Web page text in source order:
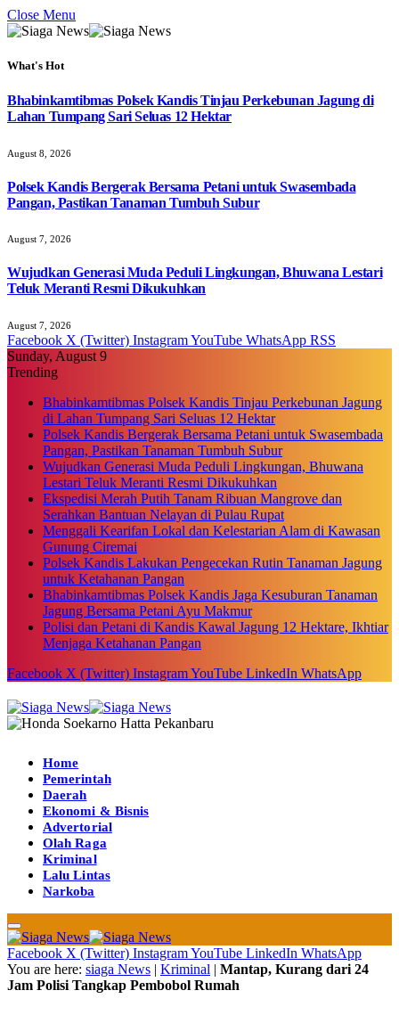
Close Menu
What's Hot
Bhabinkamtibmas Polsek Kandis Tinjau Perkebunan Jagung di
Lahan Tumpang Sari Seluas 12 Hektar
August 8, 2026
Polsek Kandis Bergerak Bersama Petani untuk Swasembada
Pangan, Pastikan Tanaman Tumbuh Subur
August 7, 2026
Wujudkan Generasi Muda Peduli Lingkungan, Bhuwana Lestari
Teluk Meranti Resmi Dikukuhkan
August 7, 2026
Facebook X (Twitter) InstagramYouTube WhatsApp RSS
Sunday, August 9
Trending
Bhabinkamtibmas Polsek Kandis Tinjau Perkebunan Jagung
di Lahan Tumpang Sari Seluas 12 Hektar
Polsek Kandis Bergerak Bersama Petani untuk Swasembada
Pangan, Pastikan Tanaman Tumbuh Subur
Wujudkan Generasi Muda Peduli Lingkungan, Bhuwana
Lestari Teluk Meranti Resmi Dikukuhkan
Ekspedisi Merah Putih Tanam Ribuan Mangrove dan
Serahkan Bantuan Nelayan di Pulau Rupat
Menggali Kearifan Lokal dan Kelestarian Alam di Kawasan
Gunung Ciremai
Polsek Kandis Lakukan Pengecekan Rutin Tanaman Jagung
untuk Ketahanan Pangan
Bhabinkamtibmas Polsek Kandis Jaga Kesuburan Tanaman
Jagung Bersama Petani Ayu Makmur
Polisi dan Petani di Kandis Kawal Jagung 12 Hektare, Ikhtiar
Menjaga Ketahanan Pangan
Facebook X (Twitter) InstagramYouTube LinkedIn WhatsApp
Home
Pemerintah
Daerah
Ekonomi & Bisnis
Advertorial
Olah Raga
Kriminal
Lalu Lintas
Narkoba
Facebook X (Twitter) InstagramYouTube LinkedIn WhatsApp
You are here: siaga News | Kriminal | Mantap, Kurang dari 24
Jam Polisi Tangkap Pembobol Rumah